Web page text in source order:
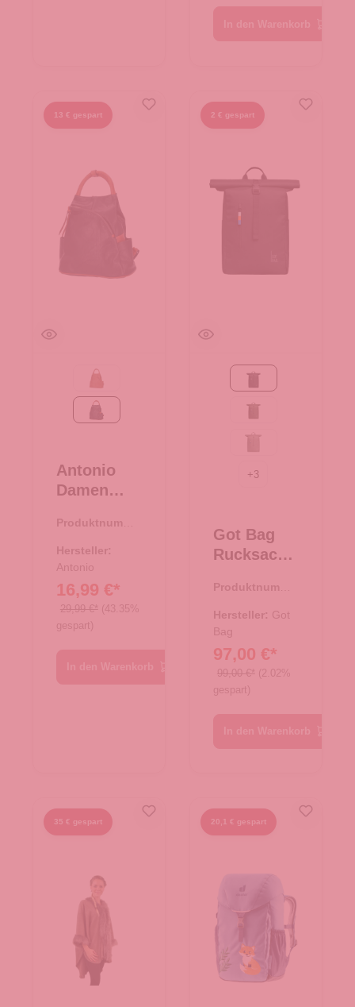
13 € gespart
Camel
schwarz
Antonio
Damen
Rucksack -
schwarz
Produktnumme
Hersteller:
Antonio
16,99 €*
29,99 €* (43.35%
gespart)
2 € gespart
+3
Got Bag
Rucksack
EASY
Black
Produktnumme
Hersteller: Got
Bag
97,00 €*
99,00 €* (2.02%
gespart)
35 € gespart 20,1 € gespart